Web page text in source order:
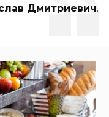
Дмитриевич.